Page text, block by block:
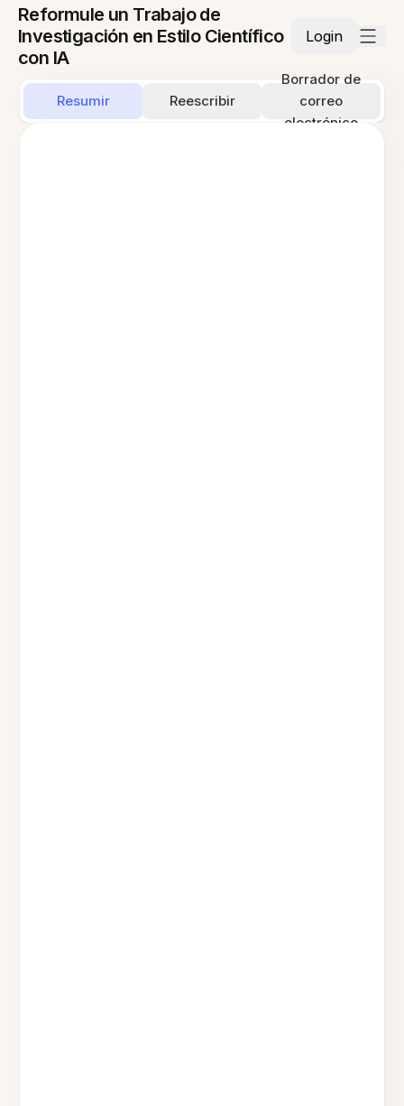
Reformule un Trabajo de
Investigación en Estilo Científico
con IA
Login
Resumir Reescribir
Borrador de
correo
electrónico